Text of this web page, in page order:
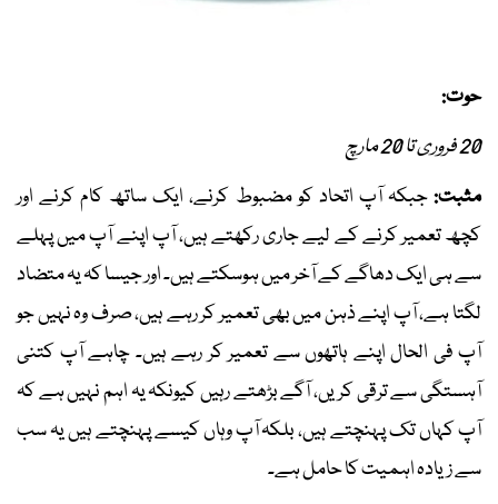
حوت:
20 فروری تا 20 مارچ
مثبت:جبکہ آپ اتحاد کو مضبوط کرنے، ایک ساتھ کام کرنے اور
کچھ تعمیر کرنے کے لیے جاری رکھتے ہیں، آپ اپنے آپ میں پہلے
سے ہی ایک دھاگے کے آخر میں ہوسکتے ہیں۔ اور جیسا کہ یہ متضاد
لگتا ہے، آپ اپنے ذہن میں بھی تعمیر کر رہے ہیں، صرف وہ نہیں جو
آپ فی الحال اپنے ہاتھوں سے تعمیر کر رہے ہیں۔ چاہے آپ کتنی
آہستگی سے ترقی کریں، آگے بڑھتے رہیں کیونکہ یہ اہم نہیں ہے کہ
آپ کہاں تک پہنچتے ہیں، بلکہ آپ وہاں کیسے پہنچتے ہیں یہ سب
سے زیادہ اہمیت کا حامل ہے۔